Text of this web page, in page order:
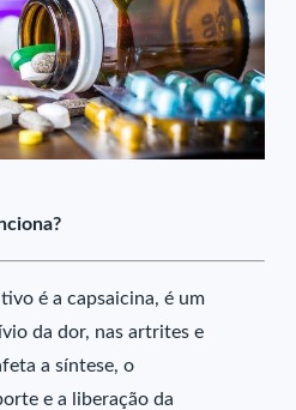
é a capsaicina, é um
da dor, nas artrites e
a síntese, o
e a liberação da